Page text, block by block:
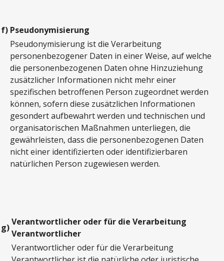
f) Pseudonymisierung
Pseudonymisierung ist die Verarbeitung
personenbezogener Daten in einer Weise, auf welche
die personenbezogenen Daten ohne Hinzuziehung
zusätzlicher Informationen nicht mehr einer
spezifischen betroffenen Person zugeordnet werden
können, sofern diese zusätzlichen Informationen
gesondert aufbewahrt werden und technischen und
organisatorischen Maßnahmen unterliegen, die
gewährleisten, dass die personenbezogenen Daten
nicht einer identifizierten oder identifizierbaren
natürlichen Person zugewiesen werden.
g)
Verantwortlicher oder für die Verarbeitung
Verantwortlicher
Verantwortlicher oder für die Verarbeitung